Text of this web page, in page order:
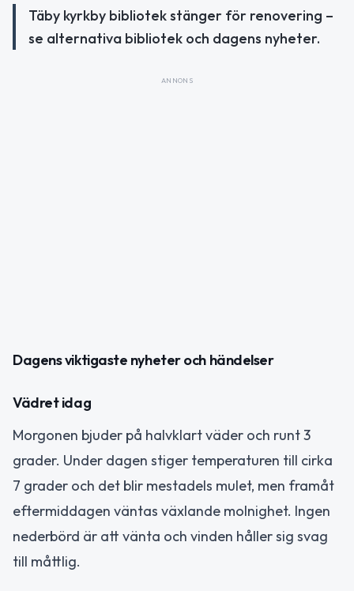
Täby kyrkby bibliotek stänger för renovering –
se alternativa bibliotek och dagens nyheter.
ANNONS
Dagens viktigaste nyheter och händelser
Vädret idag
Morgonen bjuder på halvklart väder och runt 3
grader. Under dagen stiger temperaturen till cirka
7 grader och det blir mestadels mulet, men framåt
eftermiddagen väntas växlande molnighet. Ingen
nederbörd är att vänta och vinden håller sig svag
till måttlig.